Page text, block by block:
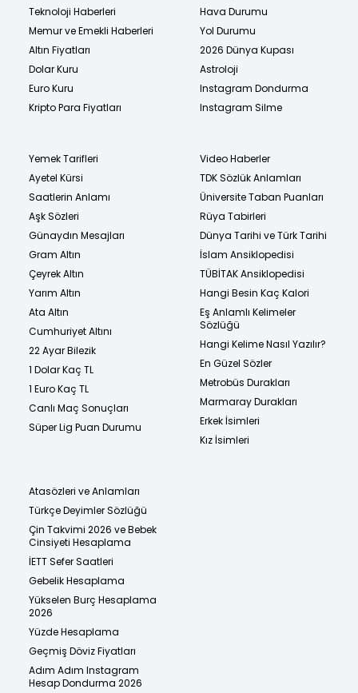
Teknoloji Haberleri
Memur ve Emekli Haberleri
Altın Fiyatları
Dolar Kuru
Euro Kuru
Kripto Para Fiyatları
Hava Durumu
Yol Durumu
2026 Dünya Kupası
Astroloji
Instagram Dondurma
Instagram Silme
Yemek Tarifleri
Ayetel Kürsi
Saatlerin Anlamı
Aşk Sözleri
Günaydın Mesajları
Gram Altın
Çeyrek Altın
Yarım Altın
Ata Altın
Cumhuriyet Altını
22 Ayar Bilezik
1 Dolar Kaç TL
1 Euro Kaç TL
Canlı Maç Sonuçları
Süper Lig Puan Durumu
Video Haberler
TDK Sözlük Anlamları
Üniversite Taban Puanları
Rüya Tabirleri
Dünya Tarihi ve Türk Tarihi
İslam Ansiklopedisi
TÜBİTAK Ansiklopedisi
Hangi Besin Kaç Kalori
Eş Anlamlı Kelimeler
Sözlüğü
Hangi Kelime Nasıl Yazılır?
En Güzel Sözler
Metrobüs Durakları
Marmaray Durakları
Erkek İsimleri
Kız İsimleri
Atasözleri ve Anlamları
Türkçe Deyimler Sözlüğü
Çin Takvimi 2026 ve Bebek
Cinsiyeti Hesaplama
İETT Sefer Saatleri
Gebelik Hesaplama
Yükselen Burç Hesaplama
2026
Yüzde Hesaplama
Geçmiş Döviz Fiyatları
Adım Adım Instagram
Hesap Dondurma 2026